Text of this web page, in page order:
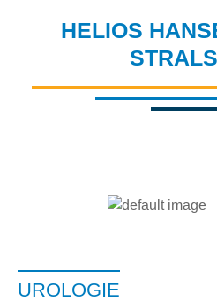
HELIOS
UROLOGIE